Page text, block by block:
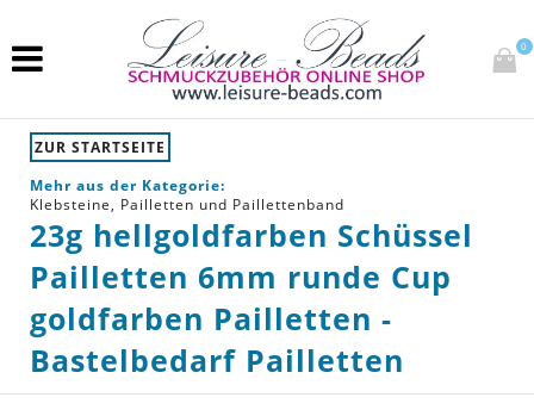
0
ZUR STARTSEITE
Mehr aus der Kategorie:
Klebsteine, Pailletten und Paillettenband
23g hellgoldfarben Schüssel
Pailletten 6mm runde Cup
goldfarben Pailletten -
Bastelbedarf Pailletten